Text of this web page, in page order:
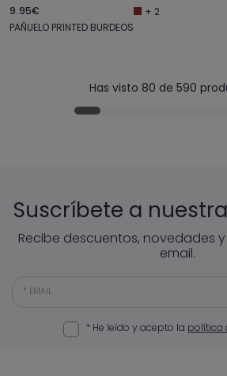
9.95€
+ 2
PAÑUELO PRINTED BURDEOS
Has visto 80 de 590
Suscríbete a
Recibe descuentos, novedades
email.
EMAIL
* He leído y acepto la política